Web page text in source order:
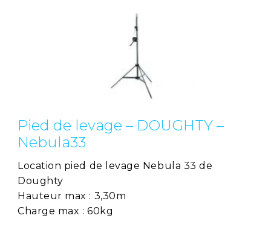
Pied de levage – DOUGHTY –
Nebula33
Location pied de levage Nebula 33 de
Doughty
Hauteur max : 3,30m
Charge max : 60kg